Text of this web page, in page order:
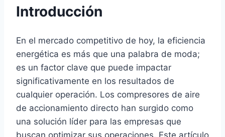
Introducción
En el mercado competitivo de hoy, la eficiencia
energética es más que una palabra de moda;
es un factor clave que puede impactar
significativamente en los resultados de
cualquier operación. Los compresores de aire
de accionamiento directo han surgido como
una solución líder para las empresas que
buscan optimizar sus operaciones. Este artículo